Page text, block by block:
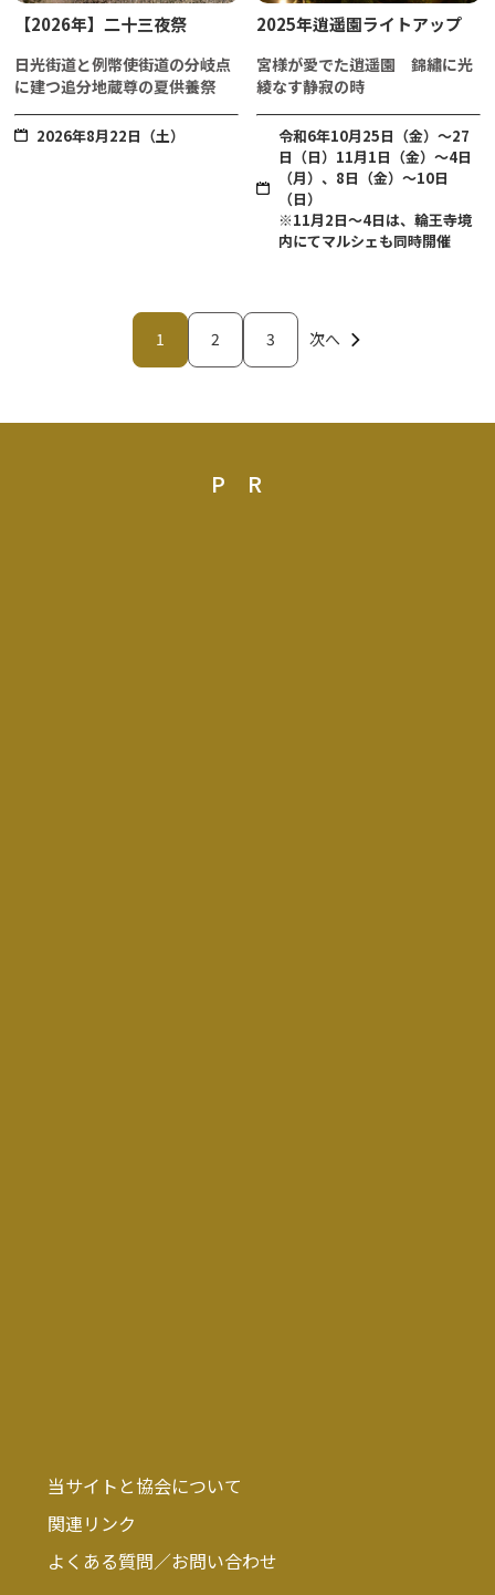
【2026年】二十三夜祭
日光街道と例幣使街道の分岐点
に建つ追分地蔵尊の夏供養祭
2026年8月22日（土）
2025年逍遥園ライトアップ
宮様が愛でた逍遥園 錦繡に光
綾なす静寂の時
令和6年10月25日（金）～27
日（日）11月1日（金）～4日
（月）、8日（金）～10日
（日）
※11月2日～4日は、輪王寺境
内にてマルシェも同時開催
1 2 3 次へ
PR
当サイトと協会について
関連リンク
よくある質問／お問い合わせ